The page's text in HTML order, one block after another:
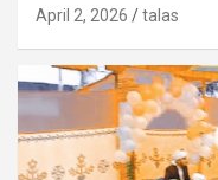
April 2, 2026 talas